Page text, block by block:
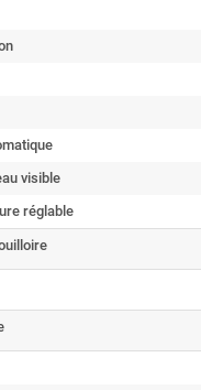
visible
réglable